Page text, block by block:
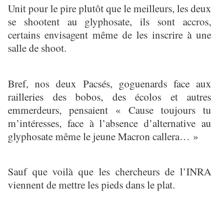
Unit pour le pire plutôt que le meilleurs, les deux
se shootent au glyphosate, ils sont accros,
certains envisagent même de les inscrire à une
salle de shoot.
Bref, nos deux Pacsés, goguenards face aux
railleries des bobos, des écolos et autres
emmerdeurs, pensaient « Cause toujours tu
m’intéresses, face à l’absence d’alternative au
glyphosate même le jeune Macron callera… »
Sauf que voilà que les chercheurs de l’INRA
viennent de mettre les pieds dans le plat.